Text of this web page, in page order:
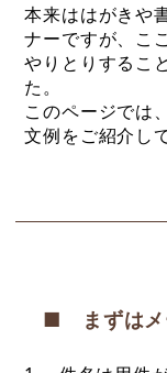
本来ははがきや
ナーですが、こ
やりとりするこ
た。
このページでは
文例をご紹介し
■ まずはメ